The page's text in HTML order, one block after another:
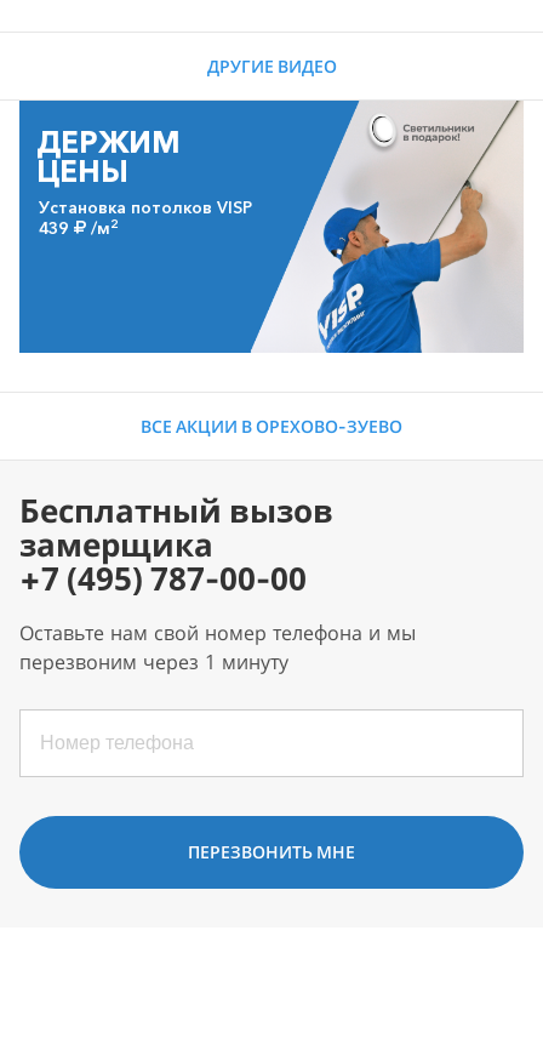
ДРУГИЕ ВИДЕО
ДЕРЖИМ
ЦЕНЫ
Установка потолков VISP
439
/м2
ВСЕ АКЦИИ В ОРЕХОВО-ЗУЕВО
Бесплатный вызов
замерщика
+7 (495) 787-00-00
Оставьте нам свой номер телефона и мы
перезвоним через 1 минуту
ПЕРЕЗВОНИТЬ МНЕ